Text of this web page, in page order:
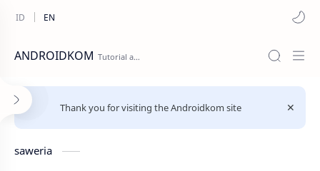
ANDROIDKOM
Thank you for visiting the Androidkom site
saweria